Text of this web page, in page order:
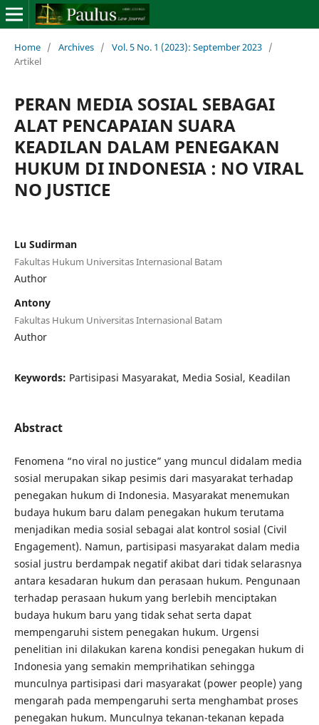
Home / Archives / Vol. 5 No. 1 (2023): September 2023 /
Artikel
PERAN MEDIA SOSIAL SEBAGAI
ALAT PENCAPAIAN SUARA
KEADILAN DALAM PENEGAKAN
HUKUM DI INDONESIA : NO VIRAL
NO JUSTICE
Lu Sudirman
Fakultas Hukum Universitas Internasional Batam
Author
Antony
Fakultas Hukum Universitas Internasional Batam
Author
Keywords: Partisipasi Masyarakat, Media Sosial, Keadilan
Abstract
Fenomena “no viral no justice” yang muncul didalam media
sosial merupakan sikap pesimis dari masyarakat terhadap
penegakan hukum di Indonesia. Masyarakat menemukan
budaya hukum baru dalam penegakan hukum terutama
menjadikan media sosial sebagai alat kontrol sosial (Civil
Engagement). Namun, partisipasi masyarakat dalam media
sosial justru berdampak negatif akibat dari tidak selarasnya
antara kesadaran hukum dan perasaan hukum. Pengunaan
terhadap perasaan hukum yang berlebih menciptakan
budaya hukum baru yang tidak sehat serta dapat
mempengaruhi sistem penegakan hukum. Urgensi
penelitian ini dilakukan karena kondisi penegakan hukum di
Indonesia yang semakin memprihatikan sehingga
munculnya partisipasi dari masyarakat (power people) yang
mengarah pada mempengaruhi serta menghambat proses
penegakan hukum. Munculnya tekanan-tekanan kepada